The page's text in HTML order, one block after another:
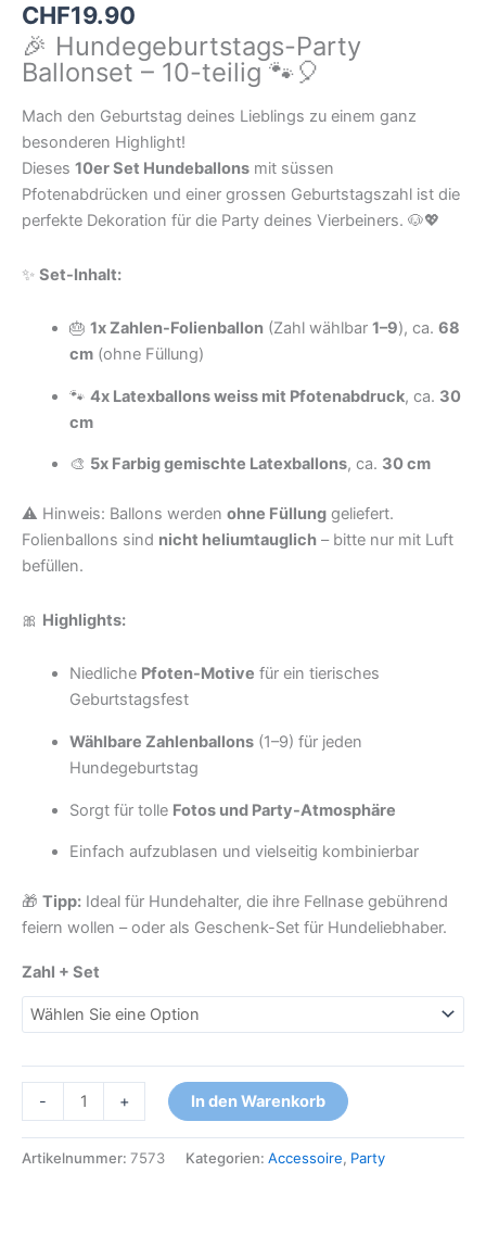
CHF19.90
🎉 Hundegeburtstags-Party
Ballonset – 10-teilig 🐾🎈
Mach den Geburtstag deines Lieblings zu einem ganz
besonderen Highlight!
Dieses 10er Set Hundeballons mit süssen
Pfotenabdrücken und einer grossen Geburtstagszahl ist die
perfekte Dekoration für die Party deines Vierbeiners. 🐶💖
✨ Set-Inhalt:
🎂 1x Zahlen-Folienballon(Zahl wählbar 1–9), ca. 68
cm(ohne Füllung)
🐾 4x Latexballons weiss mit Pfotenabdruck, ca. 30
cm
🎨 5x Farbig gemischte Latexballons, ca. 30 cm
⚠️ Hinweis: Ballons werden ohne Füllung geliefert.
Folienballons sind nicht heliumtauglich – bitte nur mit Luft
befüllen.
🎀 Highlights:
Niedliche Pfoten-Motive für ein tierisches
Geburtstagsfest
Wählbare Zahlenballons(1–9) für jeden
Hundegeburtstag
Sorgt für tolle Fotos und Party-Atmosphäre
Einfach aufzublasen und vielseitig kombinierbar
🎁 Tipp: Ideal für Hundehalter, die ihre Fellnase gebührend
feiern wollen – oder als Geschenk-Set für Hundeliebhaber.
Zahl + Set
- + In den Warenkorb
Artikelnummer: 7573 Kategorien: Accessoire, Party